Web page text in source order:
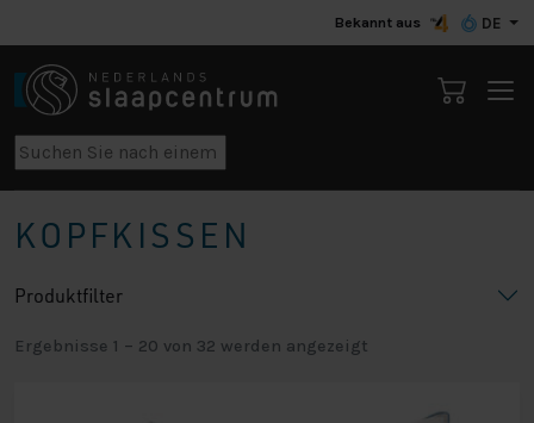
Bekannt aus DE
KOPFKISSEN
Produktfilter
Ergebnisse 1 – 20 von 32 werden angezeigt